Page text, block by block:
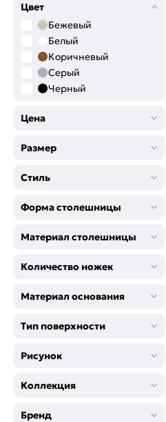
Цвет
Бежевый
Белый
Коричневый
Серый
Черный
Цена
Размер
Стиль
Форма столешницы
Материал столешницы
Количество ножек
Материал основания
Тип поверхности
Рисунок
Коллекция
Бренд